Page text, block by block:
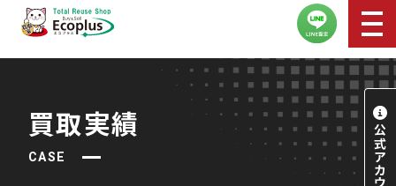
買取実績
CASE